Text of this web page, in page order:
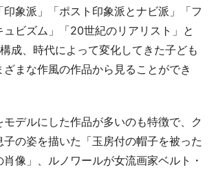
象派」「ポスト印象派とナビ派」「フ
ュビズム」「20世紀のリアリスト」と
成、時代によって変化してきた子ども
まな作風の作品から見ることができ
デルにした作品が多いのも特徴で、ク
子の姿を描いた「玉房付の帽子を被った
肖像」、ルノワールが女流画家ベルト・